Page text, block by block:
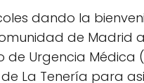
dando la
de Madrid
de Urgencia
La Tenería para